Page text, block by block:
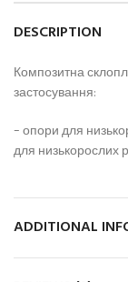
DESCRIPTION
Композитна
застосування:
– опори для
для низькорослих
ADDITIONAL